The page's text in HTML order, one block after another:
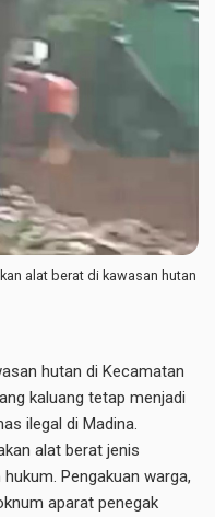
alat berat di kawasan hutan
hutan di Kecamatan
kaluang tetap menjadi
ilegal di Madina.
alat berat jenis
Pengakuan warga,
aparat penegak